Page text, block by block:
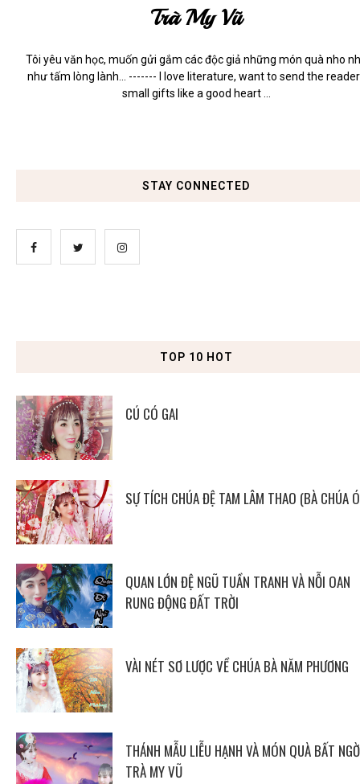
Trà My Vũ
Tôi yêu văn học, muốn gửi gắm các độc giả những món quà nho
như tấm lòng lành... ------- I love literature, want to send the
small gifts like a good heart ...
STAY CONNECTED
TOP 10 HOT
CÚ CÓ GAI
SỰ TÍCH CHÚA ĐỆ TAM LÂM THAO (BÀ CHÚA
QUAN LỚN ĐỆ NGŨ TUẦN TRANH VÀ NỖI OAN
RUNG ĐỘNG ĐẤT TRỜI
VÀI NÉT SƠ LƯỢC VỀ CHÚA BÀ NĂM PHƯƠNG
THÁNH MẪU LIỄU HẠNH VÀ MÓN QUÀ BẤT
TRÀ MY VŨ